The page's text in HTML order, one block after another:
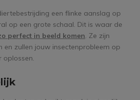
een flinke aanslag op
op een grote schaal. Dit is waar de
perfect in beeld komen. Ze zijn
en zullen jouw insectenprobleem op
oplossen.